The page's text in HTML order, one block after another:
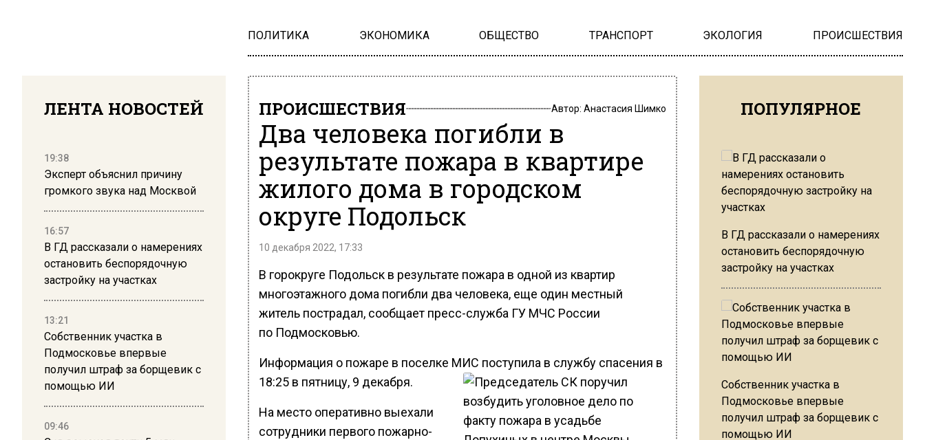
ПОЛИТИКА ЭКОНОМИКА ОБЩЕСТВО ТРАНСПОРТ ЭКОЛОГИЯ ПРОИСШЕСТВИЯ
ЛЕНТА НОВОСТЕЙ
19:38
Эксперт объяснил причину
громкого звука над Москвой
16:57
В ГД рассказали о намерениях
остановить беспорядочную
застройку на участках
13:21
Собственник участка в
Подмосковье впервые
получил штраф за борщевик с
помощью ИИ
09:46
ПРОИСШЕСТВИЯ Автор: Анастасия Шимко
Два человека погибли в
результате пожара в квартире
жилого дома в городском
округе Подольск
10 декабря 2022, 17:33
В горокруге Подольск в результате пожара в одной из квартир
многоэтажного дома погибли два человека, еще один местный
житель пострадал, сообщает пресс-служба ГУ МЧС России
по Подмосковью.
Информация о пожаре в поселке МИС поступила в службу спасения в
18:25 в пятницу, 9 декабря.
На место оперативно выехали
сотрудники первого пожарно-
ПОПУЛЯРНОЕ
В ГД рассказали о намерениях
остановить беспорядочную
застройку на участках
Собственник участка в
Подмосковье впервые
получил штраф за борщевик с
помощью ИИ